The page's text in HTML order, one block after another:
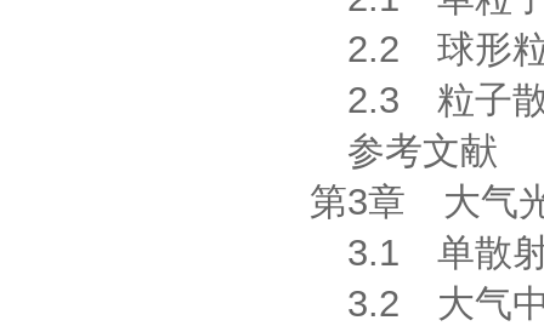
2.2 球形粒
2.3 粒子散
参考文献
第3章 大气
3.1 单散射
3.2 大气中